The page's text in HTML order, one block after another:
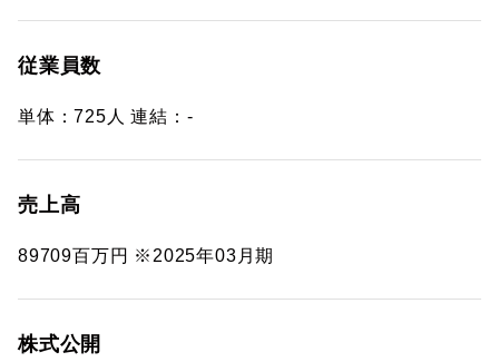
従業員数
単体：725人 連結：-
売上高
89709百万円 ※2025年03月期
株式公開